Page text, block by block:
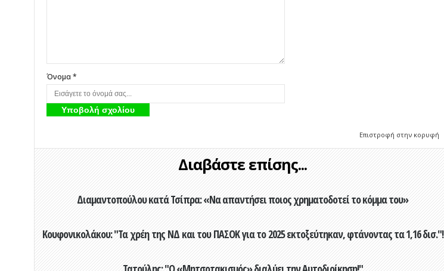
Όνομα *
Επιστροφή στην κορυφή
Διαβάστε επίσης...
Διαμαντοπούλου κατά Τσίπρα: «Να απαντήσει ποιος χρηματοδοτεί το κόμμα του»
Κουφονικολάκου: "Τα χρέη της ΝΔ και του ΠΑΣΟΚ για το 2025 εκτοξεύτηκαν, φτάνοντας τα 1,16 δισ."!